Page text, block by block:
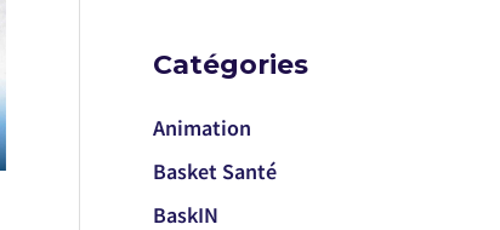
Catégories
Animation
Basket Santé
BaskIN